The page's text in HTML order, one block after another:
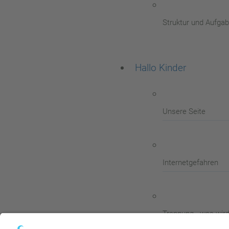
Struktur und
Hallo Kinder
Unsere Seite
Internetgefahren
Trennung - was